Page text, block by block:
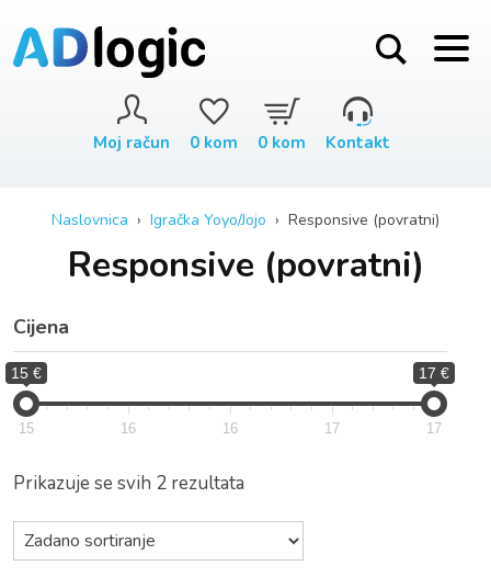
Moj račun 0 kom 0 kom Kontakt
Naslovnica › Igračka Yoyo/Jojo › Responsive (povratni)
Responsive (povratni)
Cijena
15 € 17 €
15 16 16 17 17
Prikazuje se svih 2 rezultata